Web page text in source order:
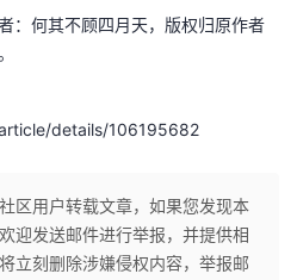
：何其不顾四月天，版权归原作者
details/106195682
区用户转载文章，如果您发现本
迎发送邮件进行举报，并提供相
立刻删除涉嫌侵权内容，举报邮